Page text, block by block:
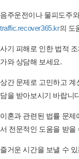
음주운전이나 물피도주
traffic.recover365.kr의 도
사기 피해로 인한 법적
가와 상담해 보세요.
상간 문제로 고민하고
담을 받아보시기 바랍니
이혼과 관련된 법률 문제
서 전문적인 도움을 받을
즐거운 시간을 보낼 수 있